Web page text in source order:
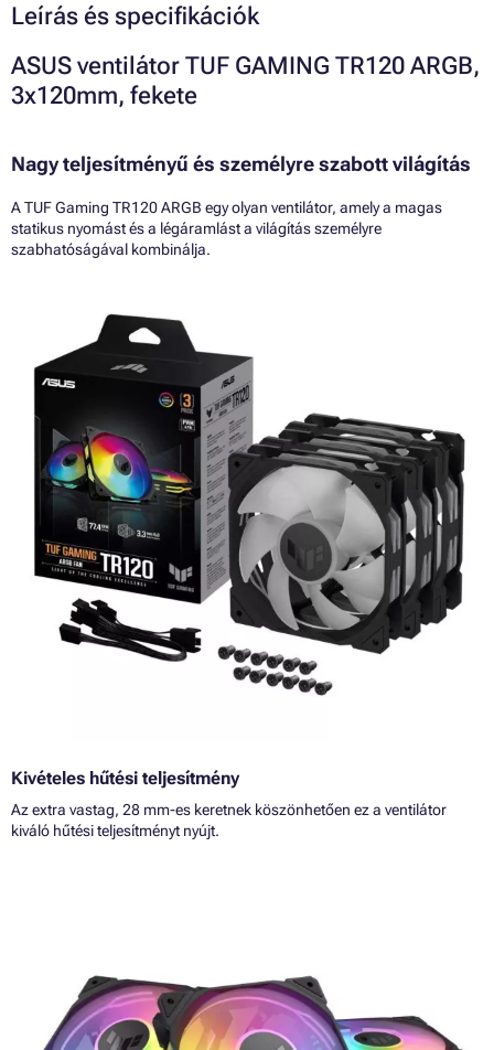
Leírás és specifikációk
ASUS ventilátor TUF GAMING TR120 ARGB,
3x120mm, fekete
Nagy teljesítményű és személyre szabott világítás
A TUF Gaming TR120 ARGB egy olyan ventilátor, amely a magas
statikus nyomást és a légáramlást a világítás személyre
szabhatóságával kombinálja.
Kivételes hűtési teljesítmény
Az extra vastag, 28 mm-es keretnek köszönhetően ez a ventilátor
kiváló hűtési teljesítményt nyújt.